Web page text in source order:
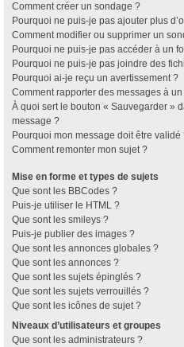
Comment créer un sondage ?
Pourquoi ne puis-je pas ajouter plus
Comment modifier ou supprimer un
Pourquoi ne puis-je pas accéder à un
Pourquoi ne puis-je pas joindre des
Pourquoi ai-je reçu un avertissement ?
Comment rapporter des messages à
À quoi sert le bouton « Sauvegarder »
message ?
Pourquoi mon message doit être validé
Comment remonter mon sujet ?
Mise en forme et types de sujets
Que sont les BBCodes ?
Puis-je utiliser le HTML ?
Que sont les smileys ?
Puis-je publier des images ?
Que sont les annonces globales ?
Que sont les annonces ?
Que sont les sujets épinglés ?
Que sont les sujets verrouillés ?
Que sont les icônes de sujet ?
Niveaux d’utilisateurs et groupes
Que sont les administrateurs ?